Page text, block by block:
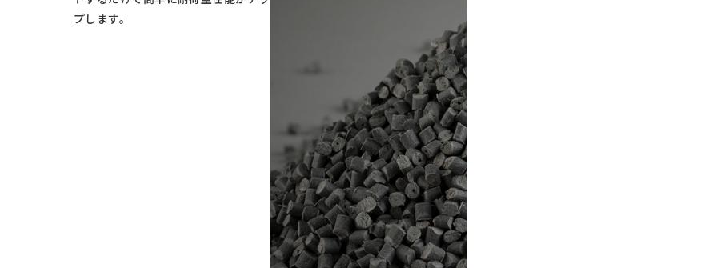
プします。